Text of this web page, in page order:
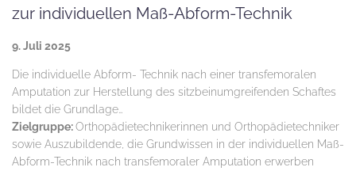
zur individuellen Maß-Abform-Technik
9. Juli 2025
Die individuelle Abform- Technik nach einer transfemoralen
Amputation zur Herstellung des sitzbeinumgreifenden Schaftes
bildet die Grundlage…
Zielgruppe:Orthopädietechnikerinnen und Orthopädietechniker
sowie Auszubildende, die Grundwissen in der individuellen Maß-
Abform-Technik nach transfemoraler Amputation erwerben